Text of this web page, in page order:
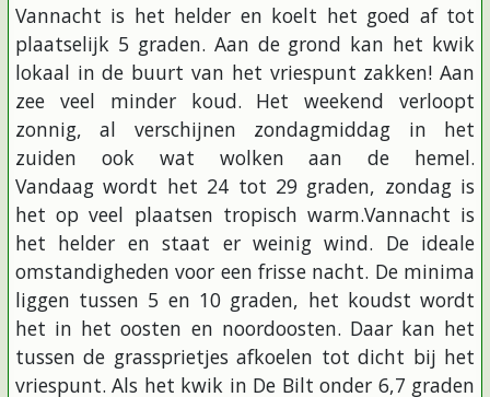
Vannacht is het helder en koelt het goed af tot
plaatselijk 5 graden. Aan de grond kan het kwik
lokaal in de buurt van het vriespunt zakken! Aan
zee veel minder koud. Het weekend verloopt
zonnig, al verschijnen zondagmiddag in het
zuiden ook wat wolken aan de hemel.
Vandaag wordt het 24 tot 29 graden, zondag is
het op veel plaatsen tropisch warm.Vannacht is
het helder en staat er weinig wind. De ideale
omstandigheden voor een frisse nacht. De minima
liggen tussen 5 en 10 graden, het koudst wordt
het in het oosten en noordoosten. Daar kan het
tussen de grassprietjes afkoelen tot dicht bij het
vriespunt. Als het kwik in De Bilt onder 6,7 graden